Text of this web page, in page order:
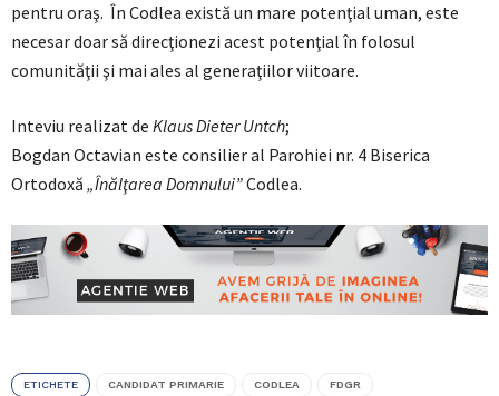
pentru oraş. În Codlea există un mare potenţial uman, este
necesar doar să direcţionezi acest potenţial în folosul
comunităţii şi mai ales al generaţiilor viitoare.
Inteviu realizat de Klaus Dieter Untch;
Bogdan Octavian este consilier al Parohiei nr. 4 Biserica
Ortodoxă „Înălţarea Domnului”Codlea.
ETICHETE CANDIDAT PRIMARIE CODLEA FDGR